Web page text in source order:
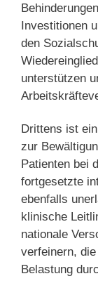
Investitionen
den
unterstützen
Drittens ist
zur
Patienten bei
fortgesetzte
ebenfalls
klinische
nationale
verfeinern,
Belastung